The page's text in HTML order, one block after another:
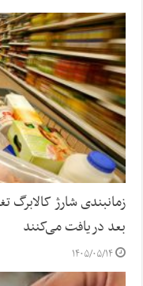
زمانبندی شارژ کالابرگ
بعد دریافت می‌کنند
۱۴۰۵/۰۵/۱۴